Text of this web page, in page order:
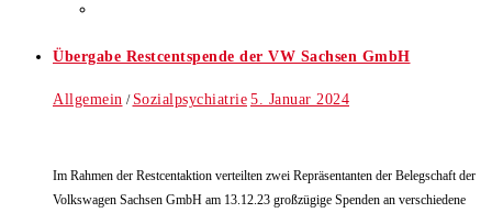
Übergabe Restcentspende der VW Sachsen GmbH
Allgemein / Sozialpsychiatrie 5. Januar 2024
Im Rahmen der Restcentaktion verteilten zwei Repräsentanten der Belegschaft der
Volkswagen Sachsen GmbH am 13.12.23 großzügige Spenden an verschiedene